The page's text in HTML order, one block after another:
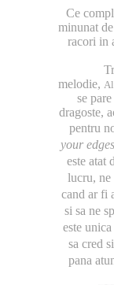
Ce
minunat
racori in
melodie,
se
dragoste,
pentru
your
este atat
lucru,
cand ar fi
si sa ne
este
sa cred
pana